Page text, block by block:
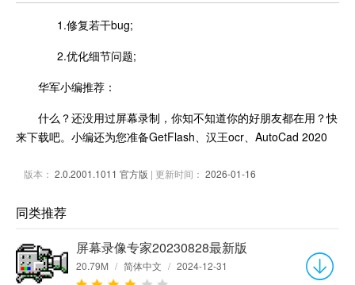
1.修复若干bug;
2.优化细节问题;
华军小编推荐：
什么？还没用过屏幕录制，你知不知道你的好朋友都在用？快
来下载吧。小编还为您准备GetFlash、汉王ocr、AutoCad 2020
版本： 2.0.2001.1011 官方版 | 更新时间： 2026-01-16
同类推荐
屏幕录像专家20230828最新版
20.79M / 简体中文 / 2024-12-31